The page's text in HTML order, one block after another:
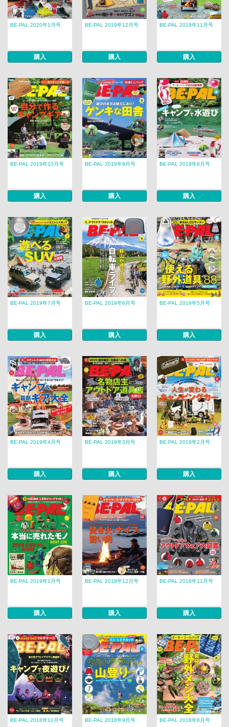
BE-PAL 2020年1月号
購入
BE-PAL 2019年12月号
購入
BE-PAL 2019年11月号
購入
BE-PAL 2019年10月号
購入
BE-PAL 2019年9月号
購入
BE-PAL 2019年8月号
購入
BE-PAL 2019年7月号
購入
BE-PAL 2019年6月号
購入
BE-PAL 2019年5月号
購入
BE-PAL 2019年4月号
購入
BE-PAL 2019年3月号
購入
BE-PAL 2019年2月号
購入
BE-PAL 2019年1月号
購入
BE-PAL 2018年12月号
購入
BE-PAL 2018年11月号
購入
BE-PAL 2018年10月号 BE-PAL 2018年9月号 BE-PAL 2018年8月号